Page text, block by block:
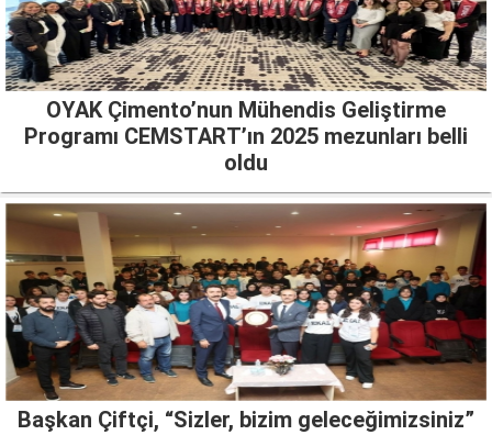
OYAK Çimento’nun Mühendis Geliştirme
Programı CEMSTART’ın 2025 mezunları belli
oldu
Başkan Çiftçi, “Sizler, bizim geleceğimizsiniz”